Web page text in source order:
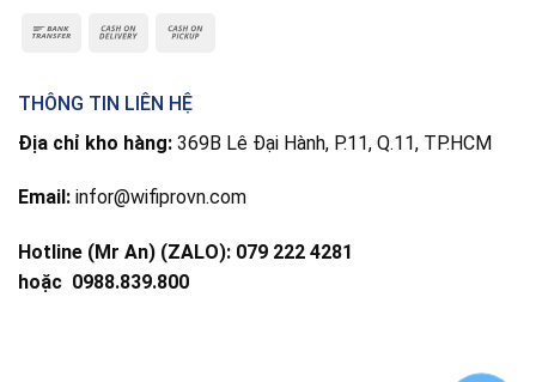
THÔNG TIN LIÊN HỆ
Địa chỉ kho hàng: 369B Lê Đại Hành, P.11, Q.11, TP.HCM
Email: infor@wifiprovn.com
Hotline (Mr An) (ZALO): 079 222 4281
hoặc 0988.839.800